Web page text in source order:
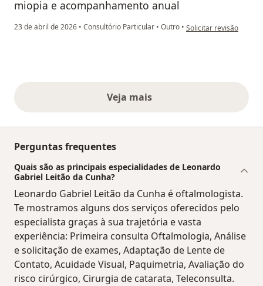
miopia e acompanhamento anual
23 de abril de 2026 • Consultório Particular • Outro • na opinião do utilizador
Solicitar revisão
Veja maisopiniões acima
Perguntas frequentes
Quais são as principais especialidades de Leonardo
Gabriel Leitão da Cunha?
Leonardo Gabriel Leitão da Cunha é oftalmologista.
Te mostramos alguns dos serviços oferecidos pelo
especialista graças à sua trajetória e vasta
experiência: Primeira consulta Oftalmologia, Análise
e solicitação de exames, Adaptação de Lente de
Contato, Acuidade Visual, Paquimetria, Avaliação do
risco cirúrgico, Cirurgia de catarata, Teleconsulta.